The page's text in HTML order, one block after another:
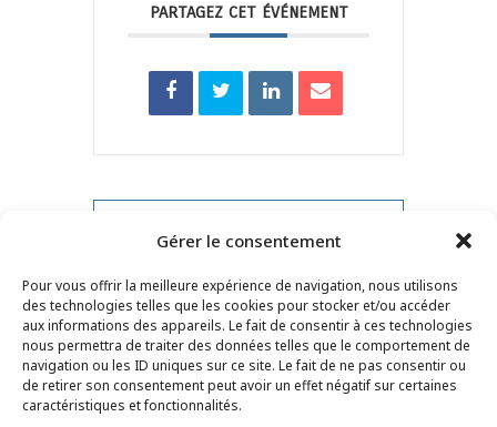
Gérer le consentement
Pour vous offrir la meilleure expérience de navigation, nous utilisons
des technologies telles que les cookies pour stocker et/ou accéder
aux informations des appareils. Le fait de consentir à ces technologies
nous permettra de traiter des données telles que le comportement de
navigation ou les ID uniques sur ce site. Le fait de ne pas consentir ou
de retirer son consentement peut avoir un effet négatif sur certaines
caractéristiques et fonctionnalités.
PARTAGEZ CET ÉVÉNEMENT
NXT Event
CONTACT–MENTIONS LÉGALES